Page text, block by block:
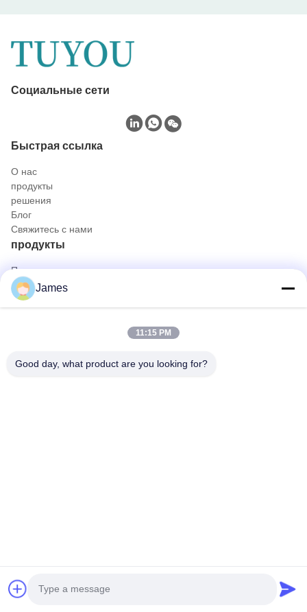
Социальные сети
Быстрая ссылка
О нас
продукты
решения
Блог
Свяжитесь с нами
продукты
Портативная камера с эндоскопом
Медицинская камера Endoscope
система камеры Endoscope 4K
Все в одной медицинской эндоскопической камере
Гибкая камера с эндоскопом
Быстрый контакт
2024-2026 Shenzhen Tuyou Medical Imaging Co., Ltd. Все права
James
11:15 PM
Good day, what product are you looking for?